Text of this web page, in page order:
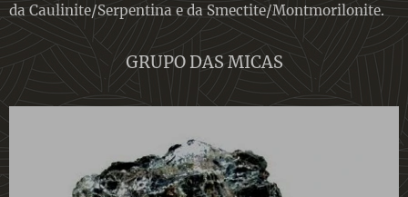
da Caulinite/Serpentina e da Smectite/Montmorilonite.
GRUPO DAS MICAS